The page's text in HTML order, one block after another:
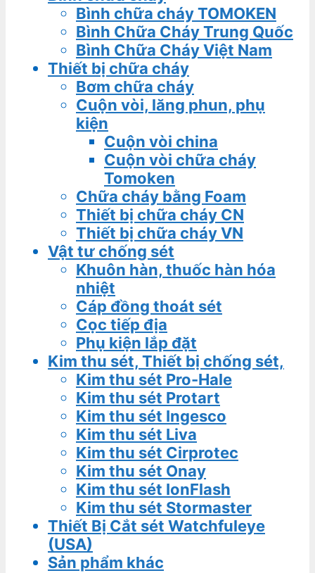
Bình chữa cháy TOMOKEN
Bình Chữa Cháy Trung Quốc
Bình Chữa Cháy Việt Nam
Thiết bị chữa cháy
Bơm chữa cháy
Cuộn vòi, lăng phun, phụ
kiện
Cuộn vòi china
Cuộn vòi chữa cháy
Tomoken
Chữa cháy bằng Foam
Thiết bị chữa cháy CN
Thiết bị chữa cháy VN
Vật tư chống sét
Khuôn hàn, thuốc hàn hóa
nhiệt
Cáp đồng thoát sét
Cọc tiếp địa
Phụ kiện lắp đặt
Kim thu sét, Thiết bị chống sét,
Kim thu sét Pro-Hale
Kim thu sét Protart
Kim thu sét Ingesco
Kim thu sét Liva
Kim thu sét Cirprotec
Kim thu sét Onay
Kim thu sét IonFlash
Kim thu sét Stormaster
Thiết Bị Cắt sét Watchfuleye
(USA)
Sản phẩm khác